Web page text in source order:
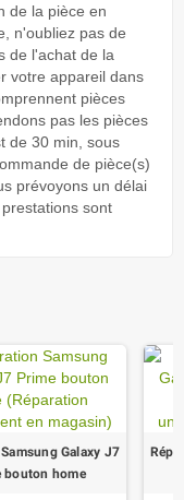
de la pièce en
n'oubliez pas de
de l'achat de la
votre appareil dans
pièces
pas les pièces
de 30 min, sous
de pièce(s)
prévoyons un délai
sont
Galaxy J7
bouton home